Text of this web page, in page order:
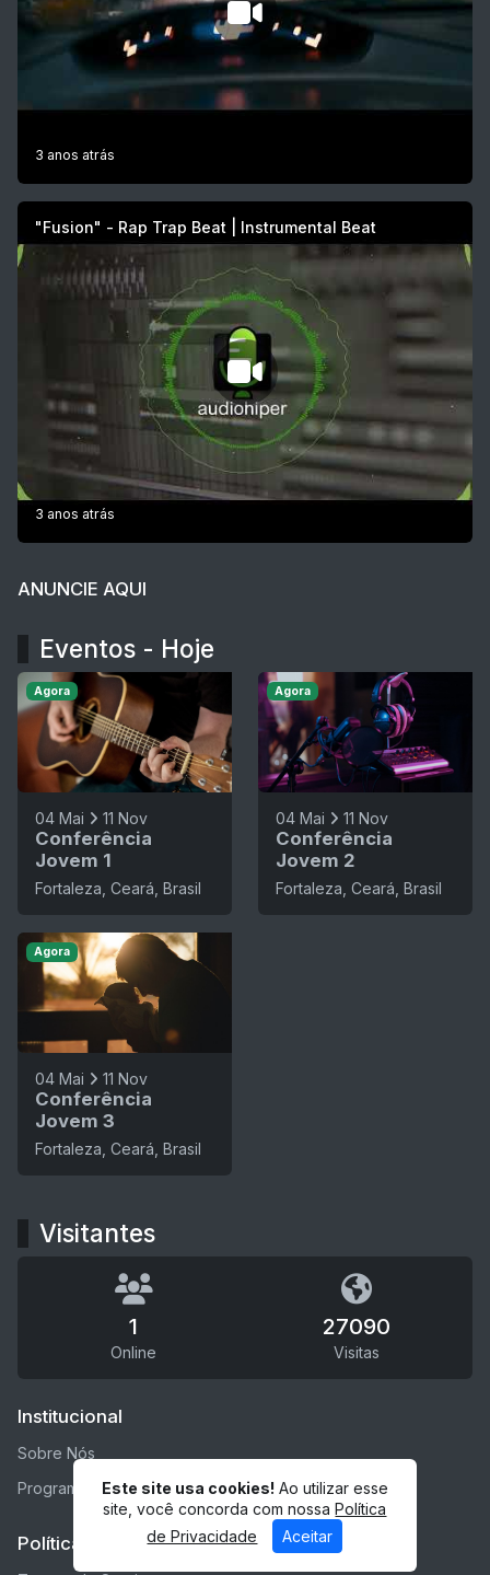
3 anos atrás
"Fusion" - Rap Trap Beat | Instrumental Beat
3 anos atrás
ANUNCIE AQUI
Eventos - Hoje
04 Mai 11 Nov
Conferência
Jovem 1
Fortaleza, Ceará, Brasil
Agora
04 Mai 11 Nov
Conferência
Jovem 2
Fortaleza, Ceará, Brasil
Agora
04 Mai 11 Nov
Conferência
Jovem 3
Fortaleza, Ceará, Brasil
Agora
Visitantes
1
Online
27090
Visitas
Institucional
Sobre Nós
Programação
Políticas
Este site usa cookies! Ao utilizar esse
site, você concorda com nossaPolítica
de Privacidade
Aceitar